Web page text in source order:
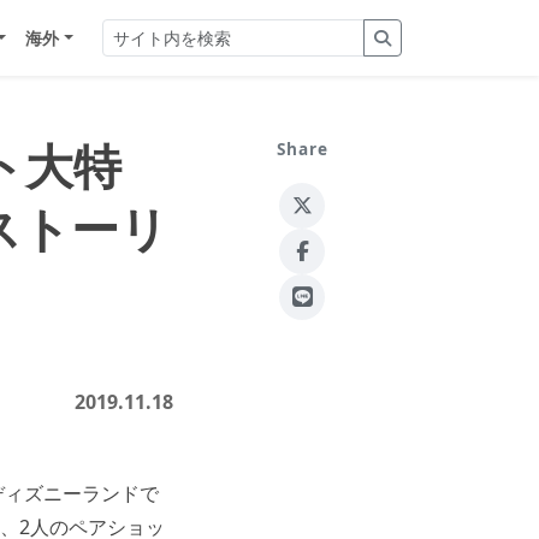
海外
大特
ーリ
2019.11.18
ズニーランドで
2人のペアショッ
Share